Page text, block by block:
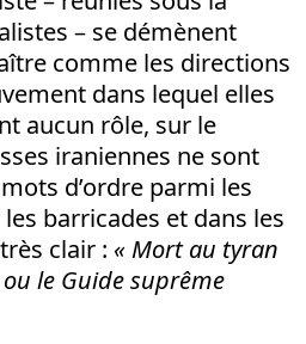
– se démènent
comme les directions
dans lequel elles
aucun rôle, sur le
iraniennes ne sont
d’ordre parmi les
barricades et dans les
clair : « Mort au tyran
le Guide suprême